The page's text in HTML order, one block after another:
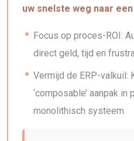
uw snelste weg naar
Focus op proces-ROI:
direct geld, tijd en
Vermijd de ERP-valkuil:
‘composable’ aanpak
monolithisch systeem.